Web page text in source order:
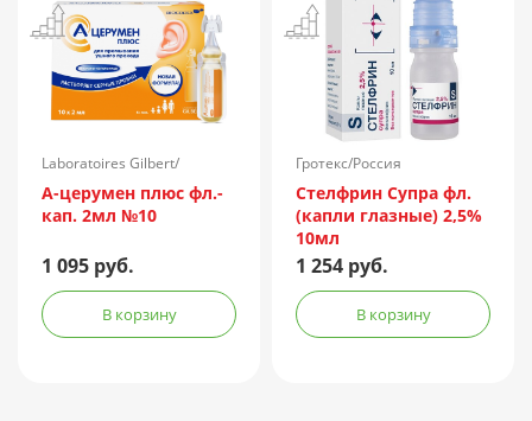
Laboratoires Gilbert/
Франция
А-церумен плюс фл.-
кап. 2мл №10
1 095 руб.
В корзину
Гротекс/Россия
Стелфрин Супра фл.
(капли глазные) 2,5%
10мл
1 254 руб.
В корзину